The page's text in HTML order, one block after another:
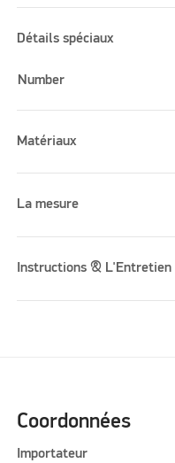
Détails spéciaux
Number
Matériaux
La mesure
Instructions & L'Entretien
Coordonnées
Importateur